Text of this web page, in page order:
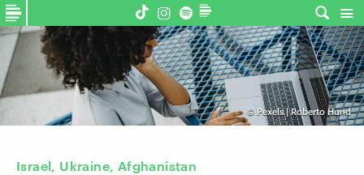
© Pexels | Roberto Hund
Israel, Ukraine, Afghanistan